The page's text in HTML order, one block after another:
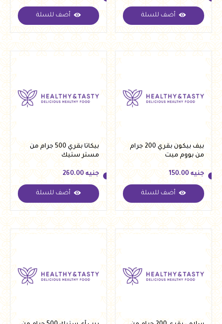
جنيه 110.00
أضف للسلة
جنيه 349.00
أضف للسلة
بيف بيكون بقري 200 جرام
من بووم ميت
جنيه 150.00
جنيه 150.00
أضف للسلة
بيكاتا بقري 500 جرام من
مستر ستيك
جنيه 260.00
جنيه 260.00
أضف للسلة